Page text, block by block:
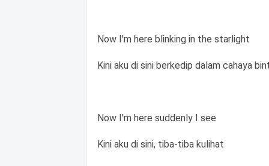
Now I'm here blinking in the starlight
Kini aku di sini berkedip dalam cahaya
Now I'm here suddenly I see
Kini aku di sini, tiba-tiba kulihat